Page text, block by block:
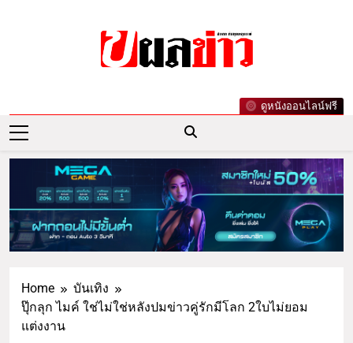
ผลข่าว.com
ดารา ข่าวกีฬารอบโลก เลขเด็ดหวยดัง ตรวจ
ดูหนังออนไลน์ฟรี
Home
บันเทิง
ปุ๊กลุก ไมค์ ใช่ไม่ใช่หลังปมข่าวคู่รักมีโลก 2ใบไม่ยอม
แต่งงาน